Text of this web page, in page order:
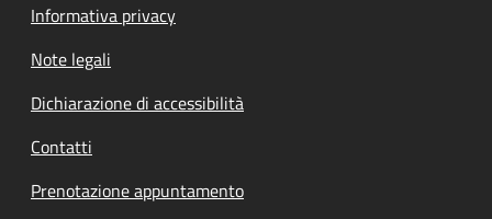
Informativa privacy
Note legali
Dichiarazione di accessibilità
Contatti
Prenotazione appuntamento